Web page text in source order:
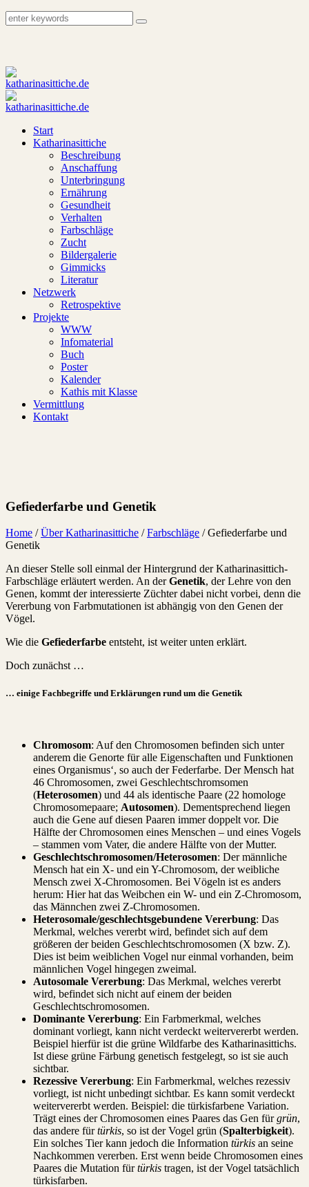
Start
Katharinasittiche
Beschreibung
Anschaffung
Unterbringung
Ernährung
Gesundheit
Verhalten
Farbschläge
Zucht
Bildergalerie
Gimmicks
Literatur
Netzwerk
Retrospektive
Projekte
WWW
Infomaterial
Buch
Poster
Kalender
Kathis mit Klasse
Vermittlung
Kontakt
Gefiederfarbe und Genetik
Home /Über Katharinasittiche /Farbschläge /Gefiederfarbe und
Genetik
An dieser Stelle soll einmal der Hintergrund der Katharinasittich-
Farbschläge erläutert werden. An derGenetik, der Lehre von den
Genen, kommt der interessierte Züchter dabei nicht vorbei, denn die
Vererbung von Farbmutationen ist abhängig von den Genen der
Vögel.
Wie die Gefiederfarbe entsteht, ist weiter unten erklärt.
Doch zunächst …
… einige Fachbegriffe und Erklärungen rund um die Genetik
Chromosom: Auf den Chromosomen befinden sich unter
anderem die Genorte für alle Eigenschaften und Funktionen
eines Organismus‘, so auch der Federfarbe. Der Mensch hat
46 Chromosomen, zwei Geschlechtschromsomen
(Heterosomen) und 44 als identische Paare (22 homologe
Chromosomepaare; Autosomen). Dementsprechend liegen
auch die Gene auf diesen Paaren immer doppelt vor. Die
Hälfte der Chromosomen eines Menschen – und eines Vogels
– stammen vom Vater, die andere Hälfte von der Mutter.
Geschlechtschromosomen/Heterosomen: Der männliche
Mensch hat ein X- und ein Y-Chromosom, der weibliche
Mensch zwei X-Chromosomen. Bei Vögeln ist es anders
herum: Hier hat das Weibchen ein W- und ein Z-Chromosom,
das Männchen zwei Z-Chromosomen.
Heterosomale/geschlechtsgebundene Vererbung: Das
Merkmal, welches vererbt wird, befindet sich auf dem
größeren der beiden Geschlechtschromosomen (X bzw. Z).
Dies ist beim weiblichen Vogel nur einmal vorhanden, beim
männlichen Vogel hingegen zweimal.
Autosomale Vererbung: Das Merkmal, welches vererbt
wird, befindet sich nicht auf einem der beiden
Geschlechtschromosomen.
Dominante Vererbung: Ein Farbmerkmal, welches
dominant vorliegt, kann nicht verdeckt weitervererbt werden.
Beispiel hierfür ist die grüne Wildfarbe des Katharinasittichs.
Ist diese grüne Färbung genetisch festgelegt, so ist sie auch
sichtbar.
Rezessive Vererbung: Ein Farbmerkmal, welches rezessiv
vorliegt, ist nicht unbedingt sichtbar. Es kann somit verdeckt
weitervererbt werden. Beispiel: die türkisfarbene Variation.
Trägt eines der Chromosomen eines Paares das Gen fürgrün,
das andere fürtürkis, so ist der Vogel grün (Spalterbigkeit).
Ein solches Tier kann jedoch die Information türkis an seine
Nachkommen vererben. Erst wenn beide Chromosomen eines
Paares die Mutation fürtürkis tragen, ist der Vogel tatsächlich
türkisfarben.